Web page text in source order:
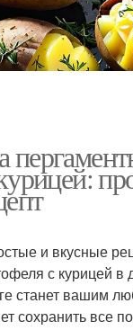
и вкусные
с курицей в
станет вашим
сохранить все